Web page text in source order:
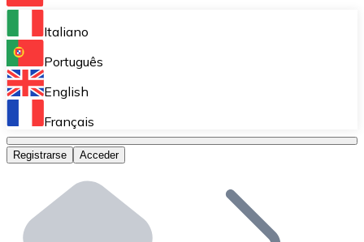
Bitnovo Ramp
Integra nuestra solución en tu plataforma.
Bitnovo Giftcards
Bitnovo OTC
Bitnovo ATM
Integra un ATM Bitnovo en tu negocio y permite que
Italiano
Português
English
Français
Registrarse Acceder